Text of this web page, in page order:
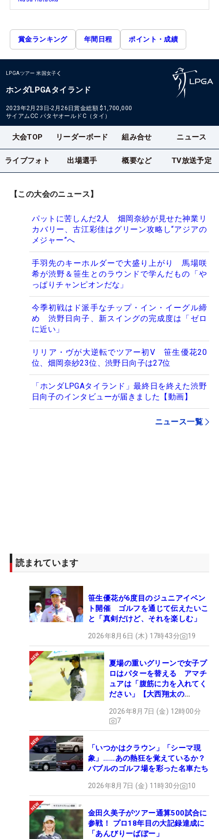
賞金ランキング 年間日程 ポイント・成績
LPGAツアー 米国女子
ホンダLPGAタイランド
2023年2月23日-2月26日賞金総額 $1,700,000
サイアムCC パタヤオールドC（タイ）
大会TOP リーダーボード 組み合せ ニュース
ライブフォト 出場選手 概要など TV放送予定
【この大会のニュース】
パットに苦しんだ2人 畑岡奈紗が見せた神業リ
カバリー、古江彩佳はグリーン攻略し“アジアの
メジャー”へ
手羽先のキーホルダーで大盛り上がり 馬場咲
希が渋野＆笹生とのラウンドで学んだもの「や
っぱりチャンピオンだな」
今季初戦はド派手なチップ・イン・イーグル締
め 渋野日向子、新スイングの完成度は「ゼロ
に近い」
リリア・ヴが大逆転でツアー初V 笹生優花20
位、畑岡奈紗23位、渋野日向子は27位
「ホンダLPGAタイランド」最終日を終えた渋野
日向子のインタビューが届きました【動画】
ニュース一覧
読まれています
笹生優花が6度目のジュニアイベン
ト開催 ゴルフを通じて伝えたいこ
と「真剣だけど、それを楽しむ」
2026年8月6日 (木) 17時43分 19
夏場の重いグリーンで女子プ
ロはパターを替える アマチ
ュアは「腹筋に力を入れてく
ださい」【大西翔太の
2026年8月7日 (金) 12時00分
7
「いつかはクラウン」「シーマ現
象」……あの熱狂を覚えているか？
バブルのゴルフ場を彩った名車たち
2026年8月7日 (金) 11時30分 10
金田久美子がツアー通算500試合に
参戦！ プロ18年目の大記録達成に
「あんびりーばぼー」